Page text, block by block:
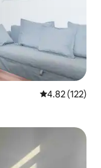
Calificación
4.82 (122)